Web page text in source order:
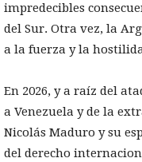
impredecibles
del Sur. Otra vez, la
a la fuerza y la
En 2026, y a raíz del
a Venezuela y de la
Nicolás Maduro y su
del derecho